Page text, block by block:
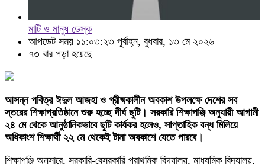
মাটি ও মানুষ ডেস্ক
আপডেট সময় ১১:০৩:২৩ পূর্বাহ্ন, বুধবার, ১৩ মে ২০২৬
৭৩ বার পড়া হয়েছে
আসন্ন পবিত্র ঈদুল আজহা ও গ্রীষ্মকালীন অবকাশ উপলক্ষে দেশের সব
স্তরের শিক্ষাপ্রতিষ্ঠানে শুরু হচ্ছে দীর্ঘ ছুটি। সরকারি শিক্ষাপঞ্জি অনুযায়ী আগামী
২৪ মে থেকে আনুষ্ঠানিকভাবে ছুটি কার্যকর হলেও, সাপ্তাহিক বন্ধ মিলিয়ে
অধিকাংশ শিক্ষার্থী ২২ মে থেকেই টানা অবকাশে যেতে পারবে।
শিক্ষাপঞ্জি অনুসারে, সরকারি-বেসরকারি প্রাথমিক বিদ্যালয়, মাধ্যমিক বিদ্যালয়,